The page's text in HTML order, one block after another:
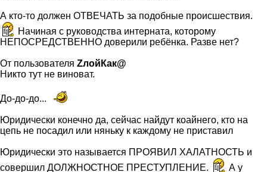
А кто-то должен ОТВЕЧАТЬ за подобные происшествия.
Начиная с руководства интерната, которому
НЕПОСРЕДСТВЕННО доверили ребёнка. Разве нет?
От пользователя ZлойКак@
Никто тут не виноват.
До-до-до...
Юридически конечно да, сейчас найдут коайнего, кто на
цепь не посадил или няньку к каждому не приставил
Юридически это называется ПРОЯВИЛ ХАЛАТНОСТЬ и
совершил ДОЛЖНОСТНОЕ ПРЕСТУПЛЕНИЕ.
А у